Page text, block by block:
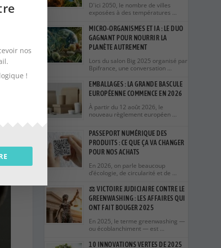
D'ici 2050, le nombre de villes
exposées à des températures …
MICRO-ORGANISMES ET IA : LE DUO
GAGNANT POUR NOURRIR LA
PLANÈTE AUTREMENT
Lors du salon Big 2025 organisé par
Bpifrance, une conversation …
EMBALLAGES : LA GRANDE BASCULE
EUROPÉENNE COMMENCE EN 2026
À partir du 12 août 2026, le
nouveau règlement européen …
PASSEPORT NUMÉRIQUE DES
PRODUITS : CE QUE ÇA VA CHANGER
POUR NOS ACHATS
En 2026, on parle beaucoup
d’écologie, de circularité et de …
⚖️ VICTOIRE JUDICIAIRE CONTRE LE
GREENWASHING : LES AFFAIRES QUI
ONT FAIT BOUGER 2025
En 2025, le terme greenwashing —
ou écoblanchiment — est …
10 INNOVATIONS VERTES DE 2025
nos
!